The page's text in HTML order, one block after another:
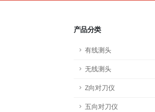
产品分类
有线测头
无线测头
Z向对刀仪
五向对刀仪